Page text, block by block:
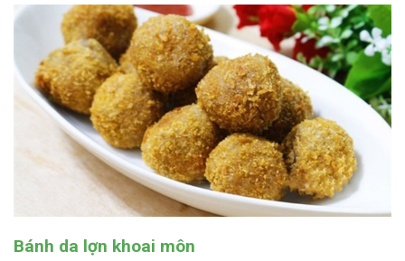
Bánh da lợn khoai môn